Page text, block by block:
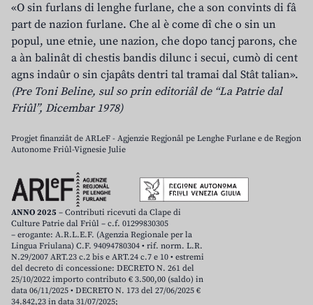
«O sin furlans di lenghe furlane, che a son convints di fâ
part de nazion furlane. Che al è come dî che o sin un
popul, une etnie, une nazion, che dopo tancj parons, che
a àn balinât di chestis bandis dilunc i secui, cumò di cent
agns indaûr o sin cjapâts dentri tal tramai dal Stât talian».
(Pre Toni Beline, sul so prin editoriâl de “La Patrie dal
Friûl”, Dicembar 1978)
Progjet finanziât de ARLeF - Agjenzie Regjonâl pe Lenghe Furlane e de Regjon
Autonome Friûl-Vignesie Julie
ANNO 2025 – Contributi ricevuti da Clape di
Culture Patrie dal Friûl – c.f. 01299830305
– erogante: A.R.L.E.F. (Agenzia Regionale per la
Lingua Friulana) C.F. 94094780304 • rif. norm. L.R.
N.29/2007 ART.23 c.2 bis e ART.24 c.7 e 10 • estremi
del decreto di concessione: DECRETO N. 261 del
25/10/2022 importo contributo € 3.500,00 (saldo) in
data 06/11/2025 • DECRETO N. 173 del 27/06/2025 €
34.842,23 in data 31/07/2025;